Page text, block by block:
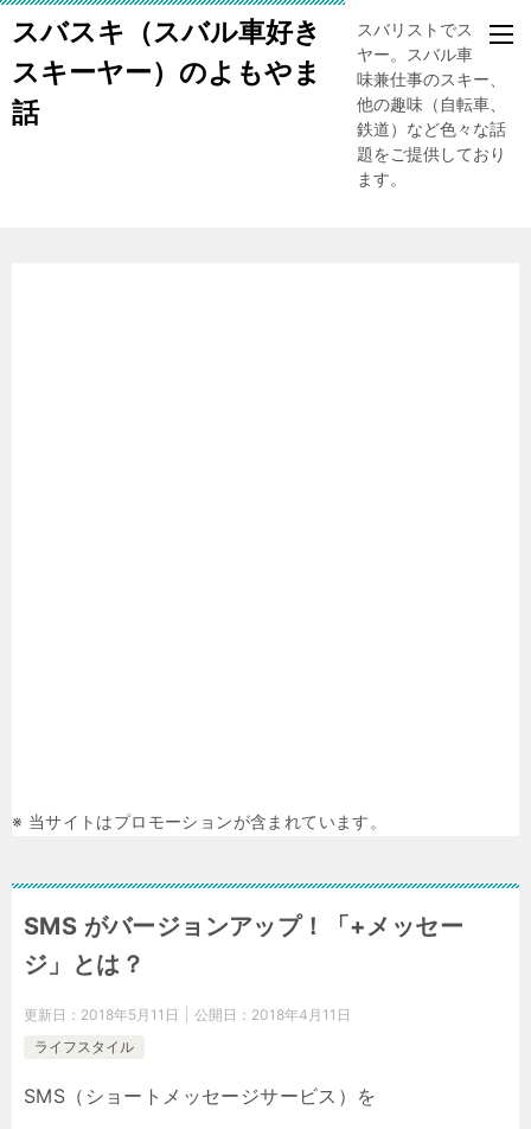
スバスキ（スバル車好き
スキーヤー）のよもやま
話
スバリストでスキー
ヤー。スバル車、趣
味兼仕事のスキー、
他の趣味（自転車、
鉄道）など色々な話
題をご提供しており
ます。
※ 当サイトはプロモーションが含まれています。
SMS がバージョンアップ！「+メッセー
ジ」とは？
更新日： 2018年5月11日 公開日： 2018年4月11日
ライフスタイル
SMS（ショートメッセージサービス）を